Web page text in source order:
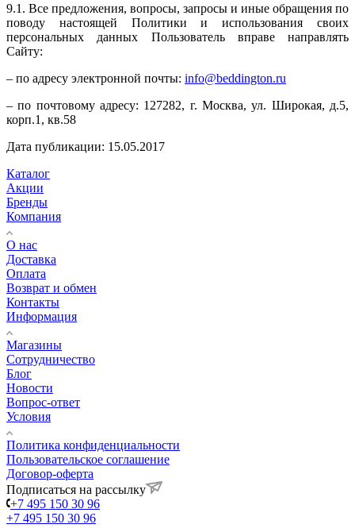
9.1. Все предложения, вопросы, запросы и иные обращения по
поводу настоящей Политики и использования своих
персональных данных Пользователь вправе направлять
Сайту:
– по адресу электронной почты: info@beddington.ru
– по почтовому адресу: 127282, г. Москва, ул. Широкая, д.5,
корп.1, кв.58
Дата публикации: 15.05.2017
Каталог
Акции
Бренды
Компания
О нас
Доставка
Оплата
Возврат и обмен
Контакты
Информация
Магазины
Сотрудничество
Блог
Новости
Вопрос-ответ
Условия
Политика конфиденциальности
Пользовательское соглашение
Договор-оферта
Подписаться на рассылку
+7 495 150 30 96
+7 495 150 30 96